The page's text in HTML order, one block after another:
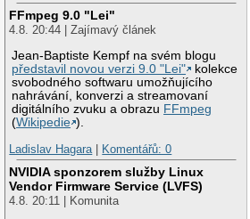
FFmpeg 9.0 "Lei"
4.8. 20:44 | Zajímavý článek
Jean-Baptiste Kempf na svém blogu
představil novou verzi 9.0 "Lei"
kolekce
svobodného softwaru umožňujícího
nahrávání, konverzi a streamovaní
digitálního zvuku a obrazu FFmpeg
(Wikipedie ).
Ladislav Hagara
Komentářů: 0
NVIDIA sponzorem služby Linux
Vendor Firmware Service (LVFS)
4.8. 20:11 | Komunita